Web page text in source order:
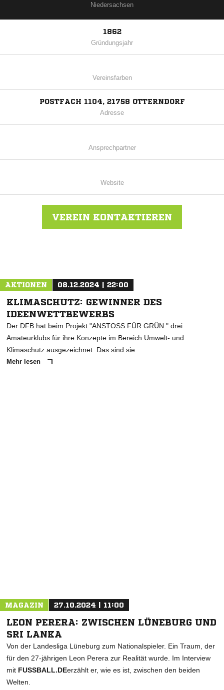
Niedersachsen
1862
Gründungsjahr
Vereinsfarben
POSTFACH 1104, 21758 OTTERNDORF
Adresse
Ansprechpartner
Website
VEREIN KONTAKTIEREN
AKTIONEN 08.12.2024 | 22:00
KLIMASCHUTZ: GEWINNER DES
IDEENWETTBEWERBS
Der DFB hat beim Projekt "ANSTOSS FÜR GRÜN " drei
Amateurklubs für ihre Konzepte im Bereich Umwelt- und
Klimaschutz ausgezeichnet. Das sind sie.
Mehr lesen
MAGAZIN 27.10.2024 | 11:00
LEON PERERA: ZWISCHEN LÜNEBURG UND
SRI LANKA
Von der Landesliga Lüneburg zum Nationalspieler. Ein Traum, der
für den 27-jährigen Leon Perera zur Realität wurde. Im Interview
mit FUSSBALL.DEerzählt er, wie es ist, zwischen den beiden
Welten.